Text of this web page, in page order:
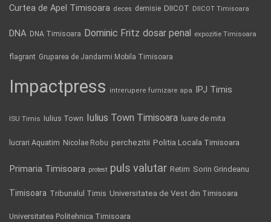
Curtea de Apel Timisoara deces demisie DIICOT DIICOT Timisoara
DNA DNA Timisoara Dominic Fritz dosar penal expozitie Timisoara
flagrant Gruparea de Jandarmi Mobila Timisoara
Impactpress intrerupere furnizare apa IPJ Timis
ISU Timis Iulius Town Iulius Town Timisoara luare de mita
lucrari Aquatim Nicolae Robu perchezitii Politia Locala Timisoara
Primaria Timisoara protest puls valutar Retim Sorin Grindeanu
Timisoara Tribunalul Timis Universitatea de Vest din Timisoara
Universitatea Politehnica Timisoara